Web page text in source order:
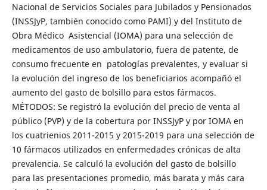
Nacional de Servicios Sociales para Jubilados y Pensionados
(INSSJyP, también conocido como PAMI) y del Instituto de
Obra Médico Asistencial (IOMA) para una selección de
medicamentos de uso ambulatorio, fuera de patente, de
consumo frecuente en patologías prevalentes, y evaluar si
la evolución del ingreso de los beneficiarios acompañó el
aumento del gasto de bolsillo para estos fármacos.
MÉTODOS: Se registró la evolución del precio de venta al
público (PVP) y de la cobertura por INSSJyP y por IOMA en
los cuatrienios 2011-2015 y 2015-2019 para una selección de
10 fármacos utilizados en enfermedades crónicas de alta
prevalencia. Se calculó la evolución del gasto de bolsillo
para las presentaciones promedio, más barata y más cara